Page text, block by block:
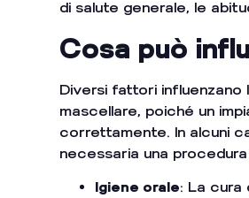
di salute generale, le
Cosa può
Diversi fattori influenzano
mascellare, poiché un
correttamente. In alcuni
necessaria una
Igiene orale: La cura